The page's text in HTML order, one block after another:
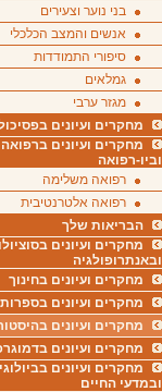
בני נוער וצעירים
אנשים והמצב הכלכלי
סיפורי התמודדות
גמלאים
מגזר ערבי
מחקרים ועיונים
מחקרים ועיונים ברפואה
וביו-רפואה
רפואה משלימה
רפואה אלטרנטיבית
הבריאות שלך
מחקרים ועיונים
ובאנתרופולגיה
מחקרים ועיונים בחינוך
מחקרים ועיונים בספרות
מחקרים ועיונים
מחקרים ועיונים
מחקרים ועיונים
ובמדעי החיים